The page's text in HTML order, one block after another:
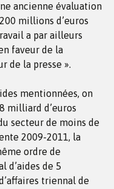
ancienne évaluation
millions d’euros
a par ailleurs
faveur de la
de la presse ».
mentionnées, on
milliard d’euros
secteur de moins de
2009-2011, la
ordre de
d’aides de 5
triennal de